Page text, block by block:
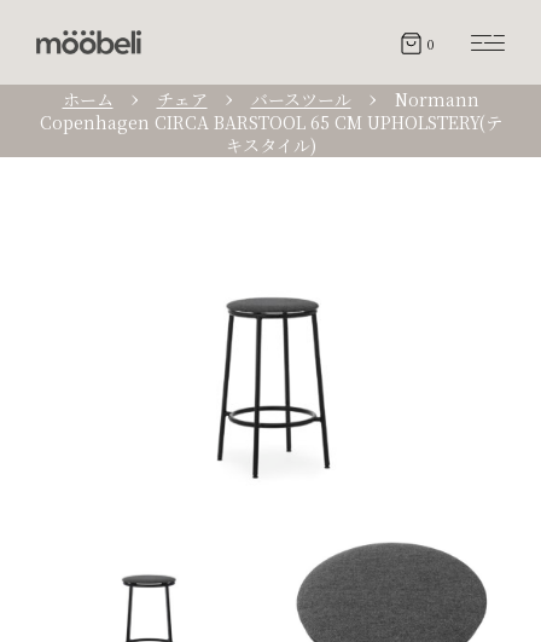
0
ホーム チェア バースツール
Normann
Copenhagen CIRCA BARSTOOL 65 CM UPHOLSTERY(テ
キスタイル)